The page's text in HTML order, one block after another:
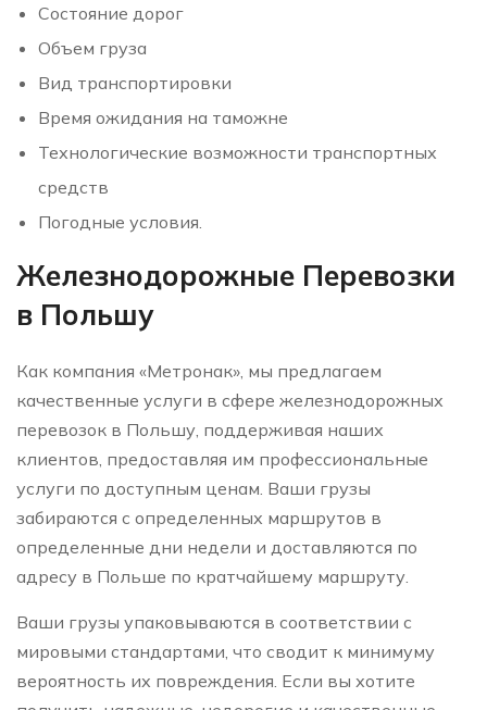
Состояние дорог
Объем груза
Вид транспортировки
Время ожидания на таможне
Технологические возможности транспортных
средств
Погодные условия.
Железнодорожные Перевозки
в Польшу
Как компания «Метронак», мы предлагаем
качественные услуги в сфере железнодорожных
перевозок в Польшу, поддерживая наших
клиентов, предоставляя им профессиональные
услуги по доступным ценам. Ваши грузы
забираются с определенных маршрутов в
определенные дни недели и доставляются по
адресу в Польше по кратчайшему маршруту.
Ваши грузы упаковываются в соответствии с
мировыми стандартами, что сводит к минимуму
вероятность их повреждения. Если вы хотите